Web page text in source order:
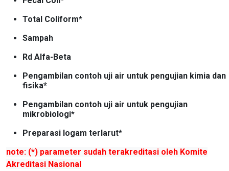
Total Coliform*
Sampah
Rd Alfa-Beta
Pengambilan contoh uji air untuk pengujian kimia dan
fisika*
Pengambilan contoh uji air untuk pengujian
mikrobiologi*
Preparasi logam terlarut*
note: (*) parameter sudah terakreditasi oleh Komite
Akreditasi Nasional